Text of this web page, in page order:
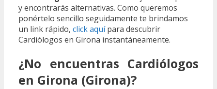
y encontrarás alternativas. Como queremos
ponértelo sencillo seguidamente te brindamos
un link rápido, click aquípara descubrir
Cardiólogos en Girona instantáneamente.
¿No encuentras Cardiólogos
en Girona (Girona)?